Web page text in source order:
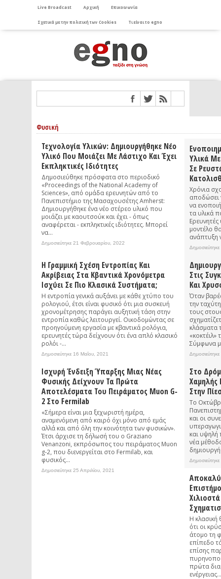
Live Broadcast Αρχική Επικοινωνία
Σχετικά με την πολιτική των Cookies Τι είναι το egno
Φυσική
Τεχνολογία Υλικών: Δημιουργήθηκε Νέο
Υλικό Που Μοιάζει Με Λάστιχο Και Έχει
Εκπληκτικές Ιδιότητες
Δημοσιεύθηκε πρόσφατα στο περιοδικό
«Proceedings of the National Academy of
Sciences», από ομάδα ερευνητών από το
Πανεπιστήμιο της Μασαχουσέτης Amherst:
Δημιουργήθηκε ένα νέο στέρεο υλικό που
μοιάζει με καουτσούκ και έχει - όπως
αναφέρεται - εκπληκτικές ιδιότητες. Μπορεί
να...
Δημοσιεύτηκε 21 Φεβρουαρίου, 2022
Υλικά
Σε
Χρόνια
αποδώσει
να
τα υλικά
μοντέλο
ανάπτυξη
Η Γραμμική Σχέση Εντροπίας Και
Ακρίβειας Στα Κβαντικά Χρονόμετρα
Ισχύει Σε Πιο Κλασικά Συστήματα;
Η εντροπία γενικά αυξάνει με κάθε χτύπο του
ρολογιού, έτσι είναι φυσικό ότι μια συσκευή
χρονομέτρησης παράγει αυξητική τάση στην
εντροπία καθώς λειτουργεί. Οικοδομώντας σε
προηγούμενη εργασία με κβαντικά ρολόγια,
ερευνητές τώρα δείχνουν ότι ένα απλό κλασικό
ρολόι -...
Δημοσιεύτηκε 16 Μαΐου, 2021
Στις
Και
Όταν
την
τους
κλάσματα
«κοκτέιλ»
Σύμφωνα
Ισχυρή Ένδειξη Ύπαρξης Μιας Νέας
Φυσικής Δείχνουν Τα Πρώτα
Αποτελέσματα Του Πειράματος Muon G-
2 Στο Fermilab
«Σήμερα είναι μια ξεχωριστή ημέρα,
αναμενόμενη από καιρό όχι μόνο από εμάς
αλλά και από όλη την κοινότητα των φυσικών».
Έτσι άρχισε τη δήλωσή του ο Graziano
Venanzoni, εκπρόσωπος του πειράματος Muon
g-2, που διενεργείται στο Fermilab, και
φυσικός...
Δημοσιεύτηκε 25 Απριλίου, 2021
Στο
Χαμηλής
Στην
Το
και οι
και υψηλή
νέα
Η κλασική
ότι οι
άτομο τη
επίπεδο
επίσης
πρώτα
ενέργειας...